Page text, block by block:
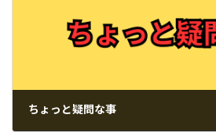
ちょっと疑問な事